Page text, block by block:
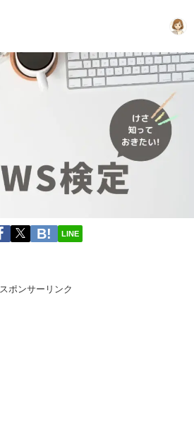
LINE
スポンサーリンク